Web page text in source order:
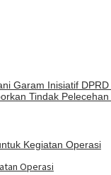
Garam Inisiatif DPRD
Tindak
Operasi